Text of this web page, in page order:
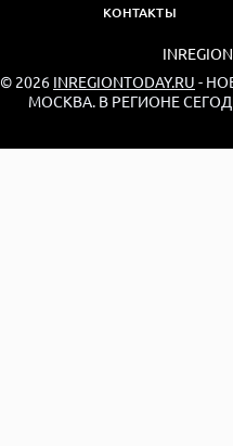
КОНТАКТЫ
© 2026 INREGIONTODAY.RU -
МОСКВА. В РЕГИОНЕ